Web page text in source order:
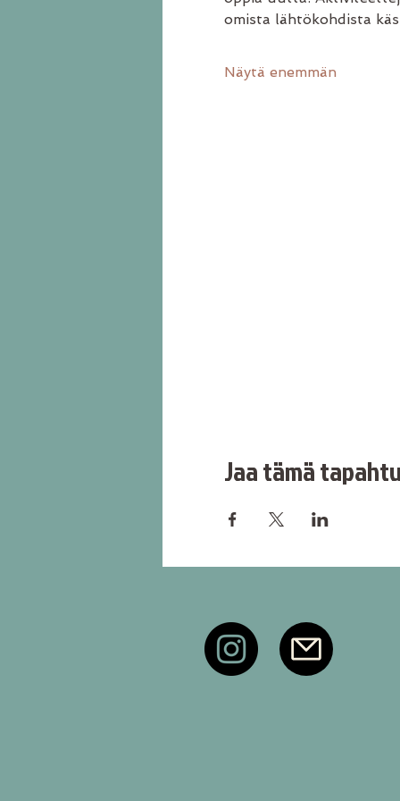
omista lähtökohdista
Näytä enemmän
Jaa tämä